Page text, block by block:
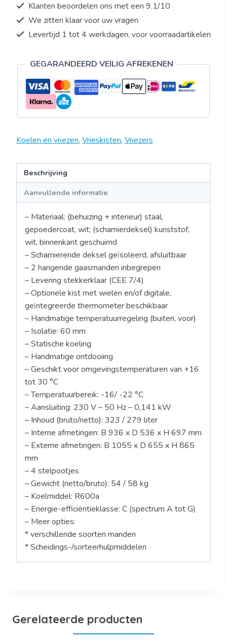
Klanten beoordelen ons met een 9.1/10
We zitten klaar voor uw vragen
Levertijd 1 tot 4 werkdagen, voor voorraadartikelen
GEGARANDEERD VEILIG AFREKENEN
Koelen en vriezen, Vrieskisten, Vriezers
Beschrijving
Aanvullende informatie
– Materiaal: (behuizing + interieur) staal,
gepoedercoat, wit; (scharnierdeksel) kunststof,
wit, binnenkant geschuimd
– Scharnierende deksel geïsoleerd, afsluitbaar
– 2 hangende gaasmanden inbegrepen
– Levering stekkerklaar (CEE 7/4)
– Optionele kist met wielen en/of digitale,
geïntegreerde thermometer beschikbaar
– Handmatige temperatuurregeling (buiten, voor)
– Isolatie: 60 mm
– Statische koeling
– Handmatige ontdooiing
– Geschikt voor omgevingstemperaturen van +16
tot 30 °C
– Temperatuurbereik: -16/ -22 °C
– Aansluiting: 230 V – 50 Hz – 0,141 kW
– Inhoud (bruto/netto): 323 / 279 liter
– Interne afmetingen: B 936 x D 536 x H 697 mm
– Externe afmetingen: B 1055 x D 655 x H 865
mm
– 4 stelpootjes
– Gewicht (netto/bruto): 54 / 58 kg
– Koelmiddel: R600a
– Energie-efficiëntieklasse: C (spectrum A tot G)
– Meer opties:
* verschillende soorten manden
* Scheidings-/sorteerhulpmiddelen
Gerelateerde producten